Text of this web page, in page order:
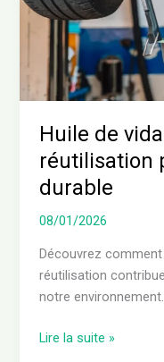
Huile de
réutilisation
durable
08/01/2026
Découvrez
réutilisation
notre environnement.
réutilisation
pour
un
avenir
durable
Lire la suite »